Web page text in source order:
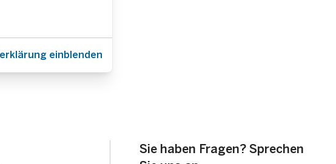
einblenden
Sie haben Fragen? Sprechen